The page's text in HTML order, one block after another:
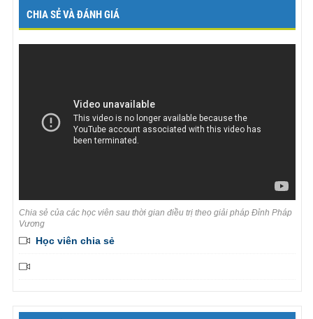
CHIA SẺ VÀ ĐÁNH GIÁ
Chia sẻ của các học viên sau thời gian điều trị theo giải pháp Đỉnh Pháp
Vương
Học viên chia sẻ